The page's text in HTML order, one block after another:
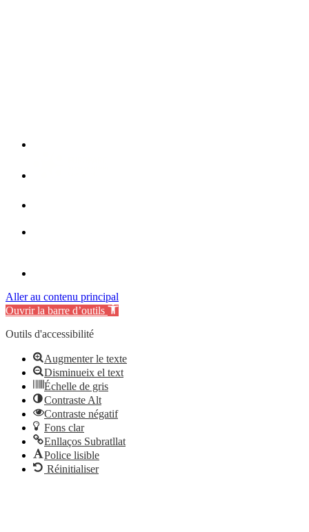
Aller au contenu principal
Ouvrir la barre d’outils
Outils d'accessibilité
Augmenter le texte
Disminueix el text
Échelle de gris
Contraste Alt
Contraste négatif
Fons clar
Enllaços Subratllat
Police lisible
Réinitialiser